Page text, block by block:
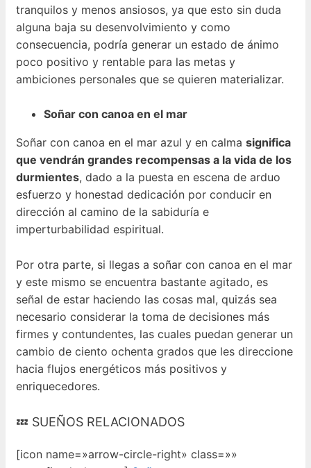
tranquilos y menos ansiosos, ya que esto sin duda
alguna baja su desenvolvimiento y como
consecuencia, podría generar un estado de ánimo
poco positivo y rentable para las metas y
ambiciones personales que se quieren materializar.
Soñar con canoa en el mar
Soñar con canoa en el mar azul y en calma significa
que vendrán grandes recompensas a la vida de los
durmientes, dado a la puesta en escena de arduo
esfuerzo y honestad dedicación por conducir en
dirección al camino de la sabiduría e
imperturbabilidad espiritual.
Por otra parte, si llegas a soñar con canoa en el mar
y este mismo se encuentra bastante agitado, es
señal de estar haciendo las cosas mal, quizás sea
necesario considerar la toma de decisiones más
firmes y contundentes, las cuales puedan generar un
cambio de ciento ochenta grados que les direccione
hacia flujos energéticos más positivos y
enriquecedores.
💤 SUEÑOS RELACIONADOS
[icon name=»arrow-circle-right» class=»»